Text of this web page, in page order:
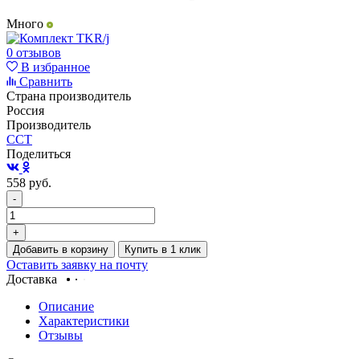
Много
0 отзывов
В избранное
Сравнить
Страна производитель
Россия
Производитель
ССТ
Поделиться
558 руб.
-
+
Добавить в корзину
Купить в 1 клик
Оставить заявку на почту
Доставка
Описание
Характеристики
Отзывы